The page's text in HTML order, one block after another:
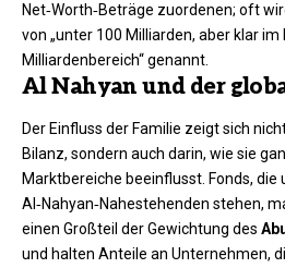
Net‑Worth‑Beträge zuordenen; oft
von „unter 100 Milliarden, aber klar
Milliardenbereich“ genannt.
Al Nahyan und der
Der Einfluss der Familie zeigt sich
Bilanz, sondern auch darin, wie sie
Marktbereiche beeinflusst. Fonds, die
Al‑Nahyan‑Nahestehenden stehen,
einen Großteil der Gewichtung des
und halten Anteile an Unternehmen,